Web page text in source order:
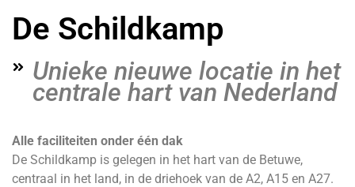
De Schildkamp
Unieke nieuwe locatie in het
centrale hart van Nederland
Alle faciliteiten onder één dak
De Schildkamp is gelegen in het hart van de Betuwe,
centraal in het land, in de driehoek van de A2, A15 en A27.